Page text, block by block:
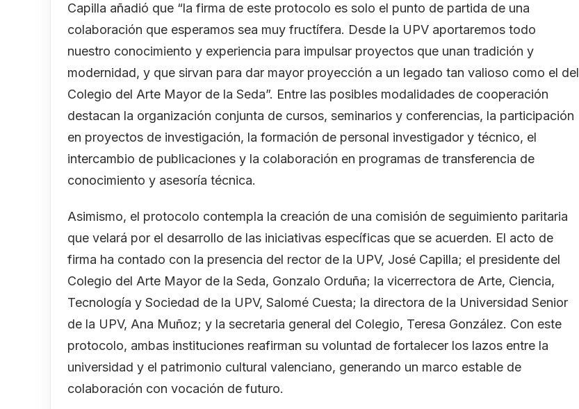
Capilla añadió que “la firma de este protocolo es solo el punto de partida de una
colaboración que esperamos sea muy fructífera. Desde la UPV aportaremos todo
nuestro conocimiento y experiencia para impulsar proyectos que unan tradición y
modernidad, y que sirvan para dar mayor proyección a un legado tan valioso como el del
Colegio del Arte Mayor de la Seda”. Entre las posibles modalidades de cooperación
destacan la organización conjunta de cursos, seminarios y conferencias, la participación
en proyectos de investigación, la formación de personal investigador y técnico, el
intercambio de publicaciones y la colaboración en programas de transferencia de
conocimiento y asesoría técnica.
Asimismo, el protocolo contempla la creación de una comisión de seguimiento paritaria
que velará por el desarrollo de las iniciativas específicas que se acuerden. El acto de
firma ha contado con la presencia del rector de la UPV, José Capilla; el presidente del
Colegio del Arte Mayor de la Seda, Gonzalo Orduña; la vicerrectora de Arte, Ciencia,
Tecnología y Sociedad de la UPV, Salomé Cuesta; la directora de la Universidad Senior
de la UPV, Ana Muñoz; y la secretaria general del Colegio, Teresa González. Con este
protocolo, ambas instituciones reafirman su voluntad de fortalecer los lazos entre la
universidad y el patrimonio cultural valenciano, generando un marco estable de
colaboración con vocación de futuro.